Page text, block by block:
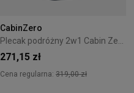
CabinZero
271,15 zł
Cena regularna: 319,00 zł